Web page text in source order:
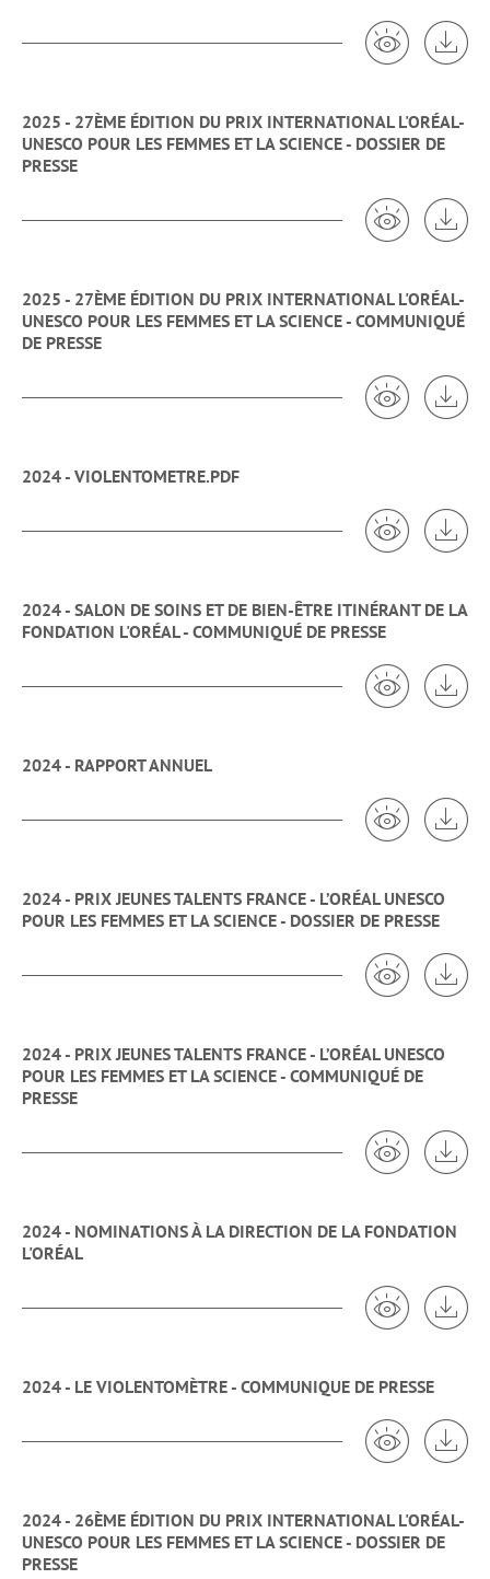
Voir 2025 -
2025 - 27ÈME ÉDITION DU PRIX INTERNATIONAL L'ORÉAL-
UNESCO POUR LES FEMMES ET LA SCIENCE - DOSSIER DE
PRESSE
Voir 2025 -
2025 - 27ÈME ÉDITION DU PRIX INTERNATIONAL L'ORÉAL-
UNESCO POUR LES FEMMES ET LA SCIENCE - COMMUNIQUÉ
DE PRESSE
Voir 2025 -
2024 - VIOLENTOMETRE.PDF
Voir 2024 -
2024 - SALON DE SOINS ET DE BIEN-ÊTRE ITINÉRANT DE LA
FONDATION L'ORÉAL - COMMUNIQUÉ DE PRESSE
Voir 2024 -
2024 - RAPPORT ANNUEL
Voir 2024 -
2024 - PRIX JEUNES TALENTS FRANCE - L’ORÉAL UNESCO
POUR LES FEMMES ET LA SCIENCE - DOSSIER DE PRESSE
Voir 2024 -
2024 - PRIX JEUNES TALENTS FRANCE - L’ORÉAL UNESCO
POUR LES FEMMES ET LA SCIENCE - COMMUNIQUÉ DE
PRESSE
Voir 2024 -
2024 - NOMINATIONS À LA DIRECTION DE LA FONDATION
L'ORÉAL
Voir 2024 -
2024 - LE VIOLENTOMÈTRE - COMMUNIQUE DE PRESSE
Voir 2024 -
2024 - 26ÈME ÉDITION DU PRIX INTERNATIONAL L'ORÉAL-
UNESCO POUR LES FEMMES ET LA SCIENCE - DOSSIER DE
PRESSE